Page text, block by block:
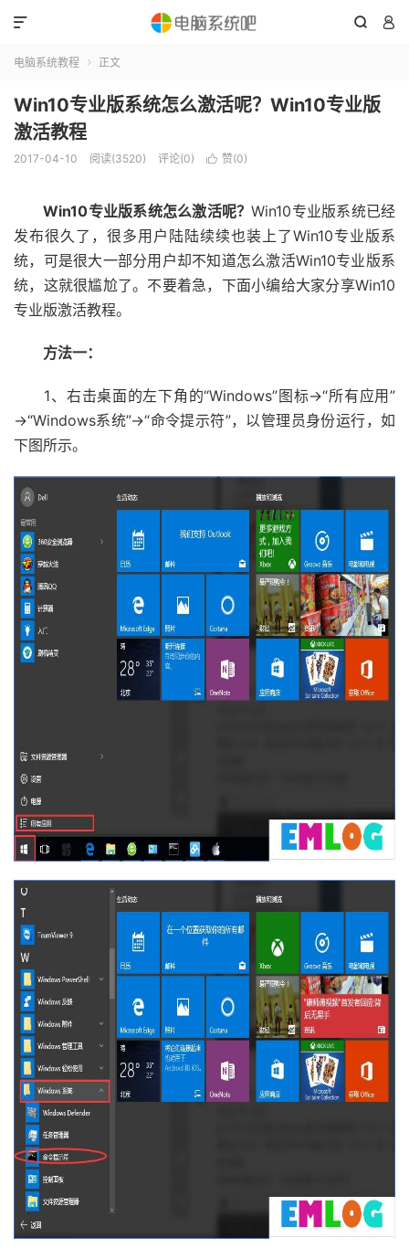
 

电脑系统教程  正文
Win10专业版系统怎么激活呢？Win10专业版
激活教程
2017-04-10 阅读(3520) 评论(0)  赞(0)
Win10专业版系统怎么激活呢？Win10专业版系统已经
发布很久了，很多用户陆陆续续也装上了Win10专业版系
统，可是很大一部分用户却不知道怎么激活Win10专业版系
统，这就很尴尬了。不要着急，下面小编给大家分享Win10
专业版激活教程。
方法一：
1、右击桌面的左下角的“Windows”图标→“所有应用”
→“Windows系统”→“命令提示符”，以管理员身份运行，如
下图所示。